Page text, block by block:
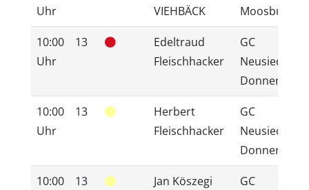
Uhr
VIEHBÄCK
Moosburg
10:00
Uhr
13
Edeltraud
Fleischhacker
GC
10:00
Uhr
13
Herbert
Fleischhacker
GC
10:00
13 Jan Köszegi
GC